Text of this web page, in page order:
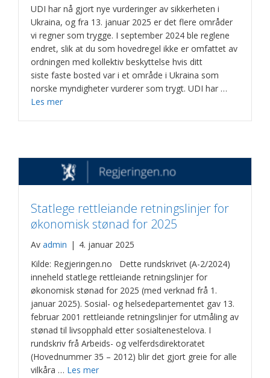
UDI har nå gjort nye vurderinger av sikkerheten i
Ukraina, og fra 13. januar 2025 er det flere områder
vi regner som trygge. I september 2024 ble reglene
endret, slik at du som hovedregel ikke er omfattet av
ordningen med kollektiv beskyttelse hvis ditt
siste faste bosted var i et område i Ukraina som
norske myndigheter vurderer som trygt. UDI har …
Les mer
Statlege rettleiande retningslinjer for
økonomisk stønad for 2025
Av admin | 4. januar 2025
Kilde: Regjeringen.no Dette rundskrivet (A-2/2024)
inneheld statlege rettleiande retningslinjer for
økonomisk stønad for 2025 (med verknad frå 1.
januar 2025). Sosial- og helsedepartementet gav 13.
februar 2001 rettleiande retningslinjer for utmåling av
stønad til livsopphald etter sosialtenestelova. I
rundskriv frå Arbeids- og velferdsdirektoratet
(Hovednummer 35 – 2012) blir det gjort greie for alle
vilkåra … Les mer